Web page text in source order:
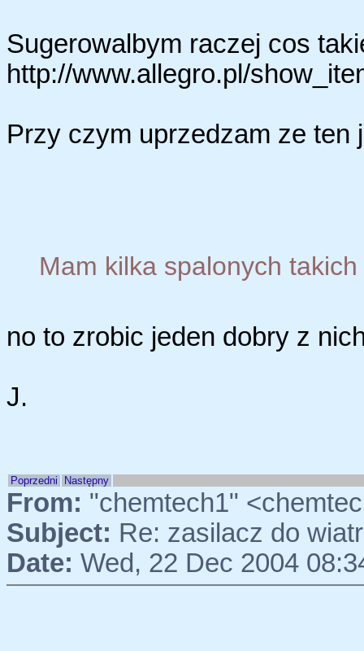
Sugerowalbym raczej cos
http://www.allegro.pl/
Przy czym uprzedzam ze ten
Mam kilka spalonych
no to zrobic jeden dobry z
J.
Poprzedni Następny
From: "chemtech1"
Subject: Re: zasilacz do
Date: Wed, 22 Dec 2004